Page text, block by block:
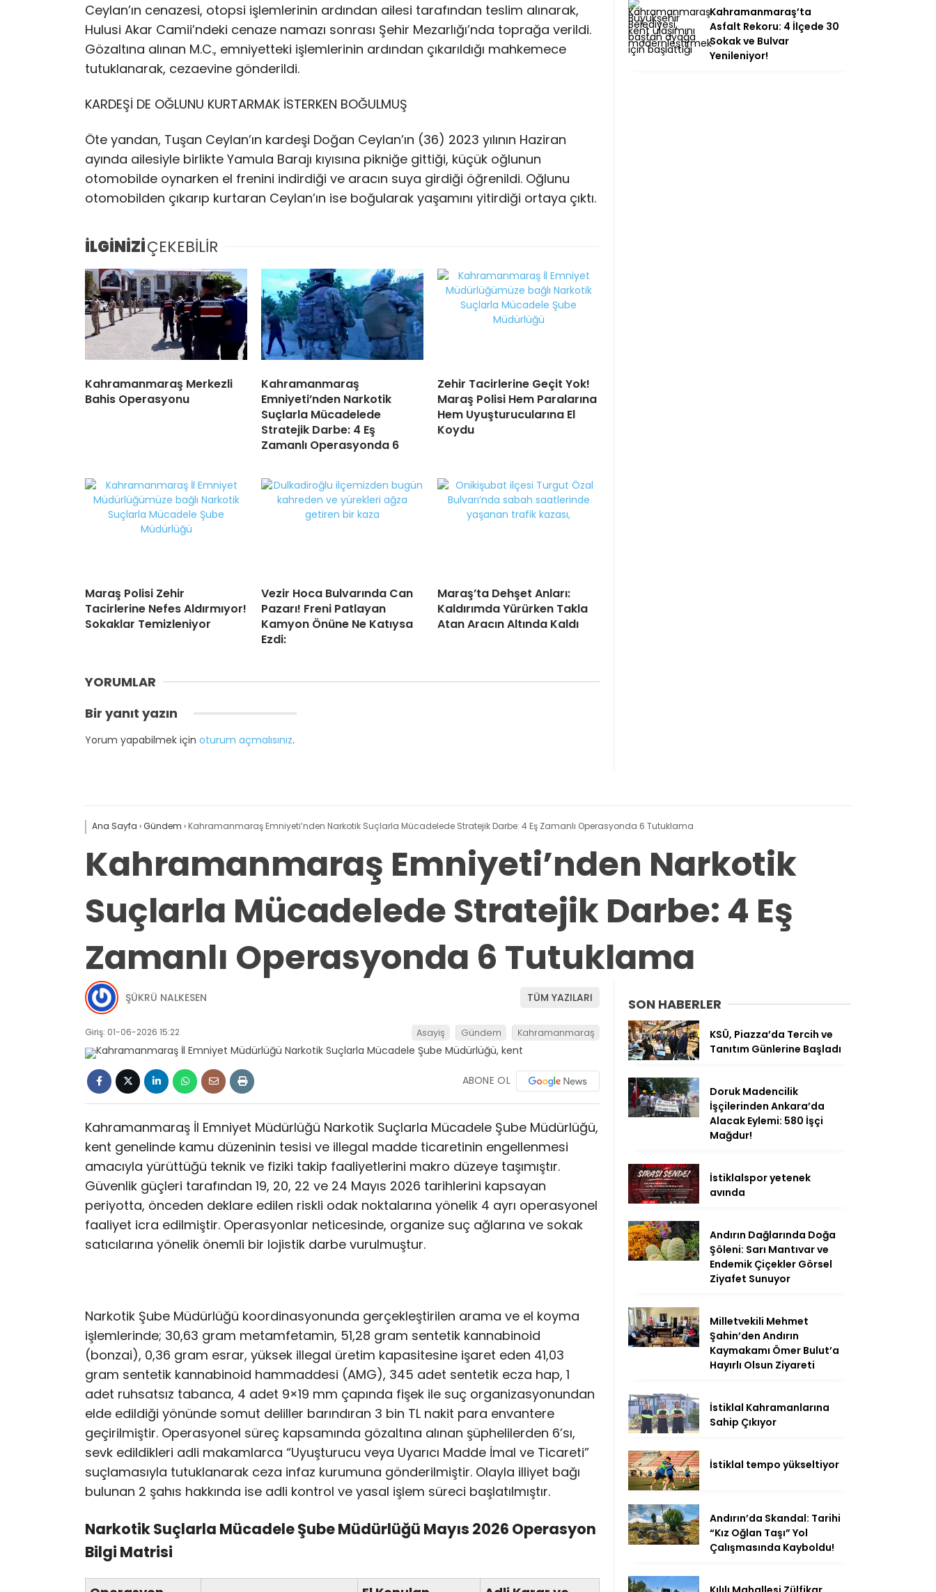
Ceylan’ın cenazesi, otopsi işlemlerinin ardından ailesi tarafından teslim alınarak,
Hulusi Akar Camii’ndeki cenaze namazı sonrası Şehir Mezarlığı’nda toprağa verildi.
Gözaltına alınan M.C., emniyetteki işlemlerinin ardından çıkarıldığı mahkemece
tutuklanarak, cezaevine gönderildi.
KARDEŞİ DE OĞLUNU KURTARMAK İSTERKEN BOĞULMUŞ
Öte yandan, Tuşan Ceylan’ın kardeşi Doğan Ceylan’ın (36) 2023 yılının Haziran
ayında ailesiyle birlikte Yamula Barajı kıyısına pikniğe gittiği, küçük oğlunun
otomobilde oynarken el frenini indirdiği ve aracın suya girdiği öğrenildi. Oğlunu
otomobilden çıkarıp kurtaran Ceylan’ın ise boğularak yaşamını yitirdiği ortaya çıktı.
İLGİNİZİÇEKEBİLİR
Kahramanmaraş Merkezli
Bahis Operasyonu
Kahramanmaraş
Emniyeti’nden Narkotik
Suçlarla Mücadelede
Stratejik Darbe: 4 Eş
Zamanlı Operasyonda 6
Zehir Tacirlerine Geçit Yok!
Maraş Polisi Hem Paralarına
Hem Uyuşturucularına El
Koydu
Maraş Polisi Zehir
Tacirlerine Nefes Aldırmıyor!
Sokaklar Temizleniyor
Vezir Hoca Bulvarında Can
Pazarı! Freni Patlayan
Kamyon Önüne Ne Katıysa
Ezdi:
Maraş’ta Dehşet Anları:
Kaldırımda Yürürken Takla
Atan Aracın Altında Kaldı
YORUMLAR
Bir yanıt yazın
Yorum yapabilmek için oturum açmalısınız.
Kahramanmaraş’ta
Asfalt Rekoru: 4 İlçede 30
Sokak ve Bulvar
Yenileniyor!
Ana Sayfa ›Gündem › Kahramanmaraş Emniyeti’nden Narkotik Suçlarla Mücadelede Stratejik Darbe: 4 Eş Zamanlı Operasyonda 6 Tutuklama
Kahramanmaraş Emniyeti’nden Narkotik
Suçlarla Mücadelede Stratejik Darbe: 4 Eş
Zamanlı Operasyonda 6 Tutuklama
ŞÜKRÜ NALKESEN TÜM YAZILARI
Giriş: 01-06-2026 15:22 Asayiş Gündem Kahramanmaraş
ABONE OL
Kahramanmaraş İl Emniyet Müdürlüğü Narkotik Suçlarla Mücadele Şube Müdürlüğü,
kent genelinde kamu düzeninin tesisi ve illegal madde ticaretinin engellenmesi
amacıyla yürüttüğü teknik ve fiziki takip faaliyetlerini makro düzeye taşımıştır.
Güvenlik güçleri tarafından 19, 20, 22 ve 24 Mayıs 2026 tarihlerini kapsayan
periyotta, önceden deklare edilen riskli odak noktalarına yönelik 4 ayrı operasyonel
faaliyet icra edilmiştir. Operasyonlar neticesinde, organize suç ağlarına ve sokak
satıcılarına yönelik önemli bir lojistik darbe vurulmuştur.
Narkotik Şube Müdürlüğü koordinasyonunda gerçekleştirilen arama ve el koyma
işlemlerinde; 30,63 gram metamfetamin, 51,28 gram sentetik kannabinoid
(bonzai), 0,36 gram esrar, yüksek illegal üretim kapasitesine işaret eden 41,03
gram sentetik kannabinoid hammaddesi (AMG), 345 adet sentetik ecza hap, 1
adet ruhsatsız tabanca, 4 adet 9×19 mm çapında fişek ile suç organizasyonundan
elde edildiği yönünde somut deliller barındıran 3 bin TL nakit para envantere
geçirilmiştir. Operasyonel süreç kapsamında gözaltına alınan şüphelilerden 6’sı,
sevk edildikleri adli makamlarca “Uyuşturucu veya Uyarıcı Madde İmal ve Ticareti”
suçlamasıyla tutuklanarak ceza infaz kurumuna gönderilmiştir. Olayla illiyet bağı
bulunan 2 şahıs hakkında ise adli kontrol ve yasal işlem süreci başlatılmıştır.
Narkotik Suçlarla Mücadele Şube Müdürlüğü Mayıs 2026 Operasyon
Bilgi Matrisi
SON HABERLER
KSÜ, Piazza’da Tercih ve
Tanıtım Günlerine Başladı
Doruk Madencilik
İşçilerinden Ankara’da
Alacak Eylemi: 580 İşçi
Mağdur!
İstiklalspor yetenek
avında
Andırın Dağlarında Doğa
Şöleni: Sarı Mantıvar ve
Endemik Çiçekler Görsel
Ziyafet Sunuyor
Milletvekili Mehmet
Şahin’den Andırın
Kaymakamı Ömer Bulut’a
Hayırlı Olsun Ziyareti
İstiklal Kahramanlarına
Sahip Çıkıyor
İstiklal tempo yükseltiyor
Andırın’da Skandal: Tarihi
“Kız Oğlan Taşı” Yol
Çalışmasında Kayboldu!